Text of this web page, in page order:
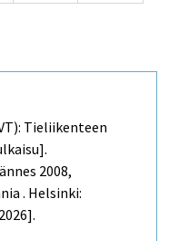
Tieliikenteen
2008,
. Helsinki: